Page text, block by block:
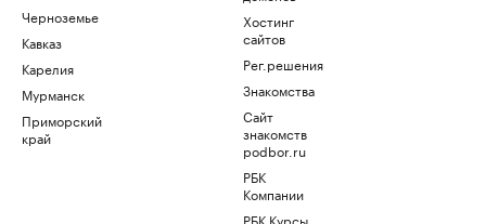
Черноземье
Кавказ
Карелия
Мурманск
Приморский
край
Хостинг
сайтов
Рег.решения
Знакомства
Сайт
знакомств
podbor.ru
РБК
Компании
РБК Курсы